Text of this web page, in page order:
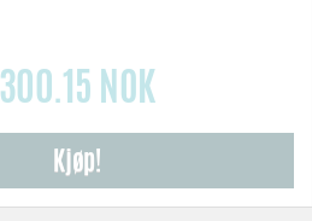
300.15 NOK
Kjøp!